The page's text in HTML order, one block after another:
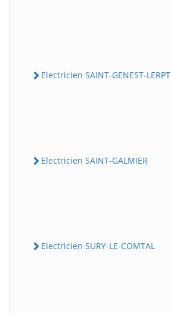
Electricien SAINT-GENEST-LERPT
Electricien SAINT-GALMIER
Electricien SURY-LE-COMTAL